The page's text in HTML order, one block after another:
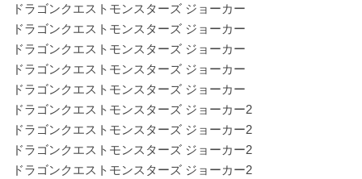
ドラゴンクエストモンスターズ ジョーカー
ドラゴンクエストモンスターズ ジョーカー
ドラゴンクエストモンスターズ ジョーカー
ドラゴンクエストモンスターズ ジョーカー
ドラゴンクエストモンスターズ ジョーカー
ドラゴンクエストモンスターズ ジョーカー2
ドラゴンクエストモンスターズ ジョーカー2
ドラゴンクエストモンスターズ ジョーカー2
ドラゴンクエストモンスターズ ジョーカー2